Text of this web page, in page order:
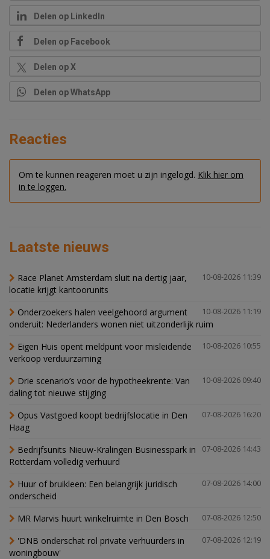
Delen op LinkedIn
Delen op Facebook
Delen op X
Delen op WhatsApp
Reacties
Om te kunnen reageren moet u zijn ingelogd. Klik hier om
in te loggen.
Laatste nieuws
10-08-2026 11:39
Race Planet Amsterdam sluit na dertig jaar,
locatie krijgt kantoorunits
10-08-2026 11:19
Onderzoekers halen veelgehoord argument
onderuit: Nederlanders wonen niet uitzonderlijk ruim
10-08-2026 10:55
Eigen Huis opent meldpunt voor misleidende
verkoop verduurzaming
10-08-2026 09:40
Drie scenario’s voor de hypotheekrente: Van
daling tot nieuwe stijging
07-08-2026 16:20
Opus Vastgoed koopt bedrijfslocatie in Den
Haag
07-08-2026 14:43
Bedrijfsunits Nieuw-Kralingen Businesspark in
Rotterdam volledig verhuurd
07-08-2026 14:00
Huur of bruikleen: Een belangrijk juridisch
onderscheid
07-08-2026 12:50
MR Marvis huurt winkelruimte in Den Bosch
07-08-2026 12:19
'DNB onderschat rol private verhuurders in
woningbouw'